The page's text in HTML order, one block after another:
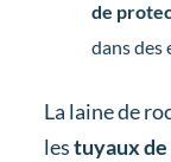
de
dans des
La laine de
lestuyaux